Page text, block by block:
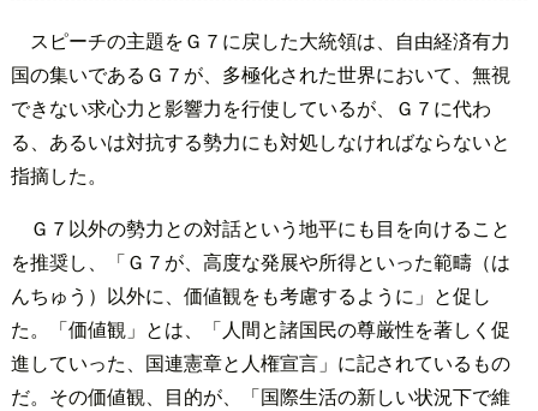
スピーチの主題をＧ７に戻した大統領は、自由経済有力
国の集いであるＧ７が、多極化された世界において、無視
できない求心力と影響力を行使しているが、Ｇ７に代わ
る、あるいは対抗する勢力にも対処しなければならないと
指摘した。
Ｇ７以外の勢力との対話という地平にも目を向けること
を推奨し、「Ｇ７が、高度な発展や所得といった範疇（は
んちゅう）以外に、価値観をも考慮するように」と促し
た。「価値観」とは、「人間と諸国民の尊厳性を著しく促
進していった、国連憲章と人権宣言」に記されているもの
だ。その価値観、目的が、「国際生活の新しい状況下で維